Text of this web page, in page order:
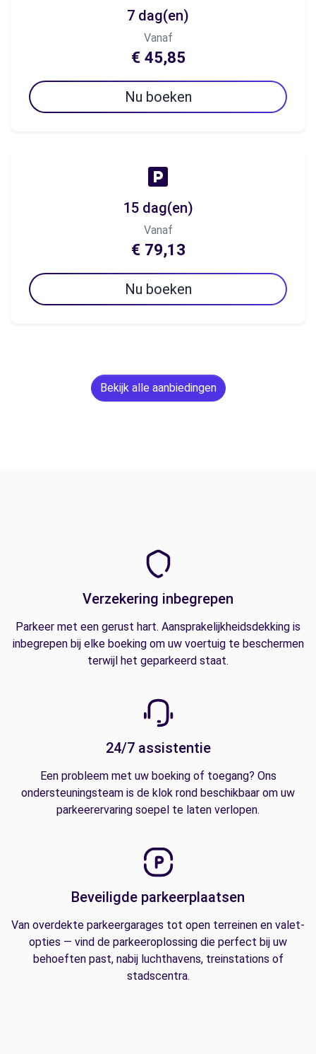
7 dag(en)
Vanaf
€ 45,85
Nu boeken
15 dag(en)
Vanaf
€ 79,13
Nu boeken
Bekijk alle aanbiedingen
Verzekering inbegrepen
Parkeer met een gerust hart. Aansprakelijkheidsdekking is
inbegrepen bij elke boeking om uw voertuig te beschermen
terwijl het geparkeerd staat.
24/7 assistentie
Een probleem met uw boeking of toegang? Ons
ondersteuningsteam is de klok rond beschikbaar om uw
parkeerervaring soepel te laten verlopen.
Beveiligde parkeerplaatsen
Van overdekte parkeergarages tot open terreinen en valet-
opties — vind de parkeeroplossing die perfect bij uw
behoeften past, nabij luchthavens, treinstations of
stadscentra.